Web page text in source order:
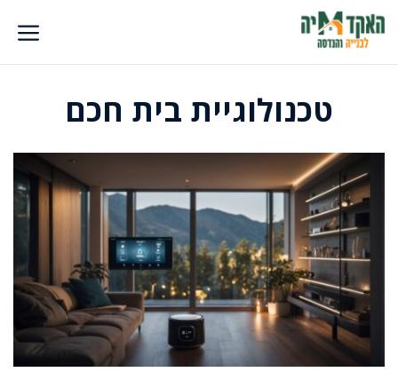
לדלג
לתוכן
טכנולוגיית בית חכם